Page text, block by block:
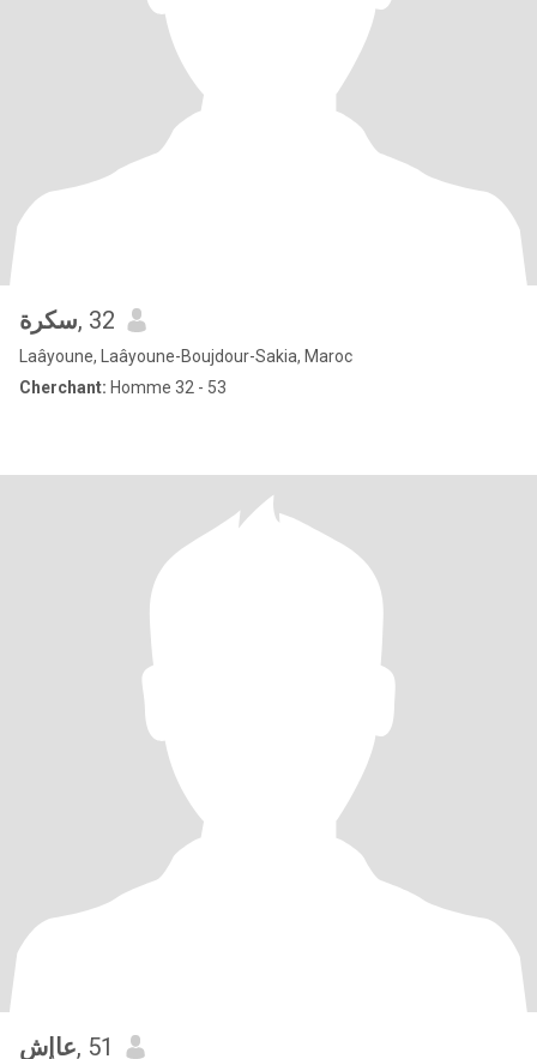
سكرة, 32
Laâyoune, Laâyoune-Boujdour-Sakia, Maroc
Cherchant: Homme 32 - 53
عاإش, 51